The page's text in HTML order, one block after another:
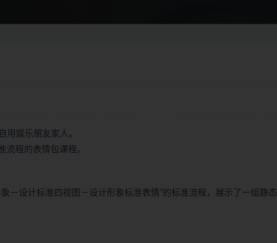
用娱乐朋友家人。
流程的表情包课程。
－设计标准四视图－设计形象标准表情”的标准流程，展示了一组静态